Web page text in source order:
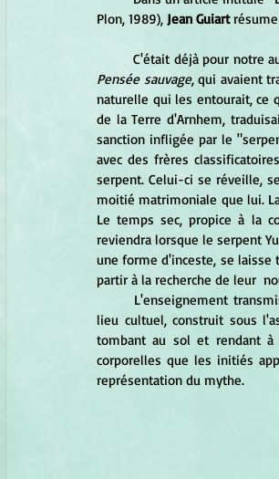
Plon, 1989), Jean Guiart résume
C'était déjà pour
Pensée sauvage, qui avaient
naturelle qui les entourait, ce
de la Terre d'Arnhem,
sanction infligée par le
avec des frères
serpent. Celui-ci se réveille,
moitié matrimoniale que lui.
Le temps sec, propice à la
reviendra lorsque le serpent
une forme d'inceste, se
partir à la recherche de leur
lieu cultuel, construit sous
tombant au sol et rendant à
corporelles que les initiés
représentation du mythe.